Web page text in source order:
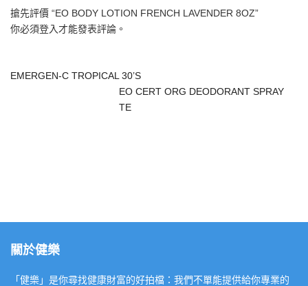
搶先評價 “EO BODY LOTION FRENCH LAVENDER 8OZ”
你必須登入 才能發表評論。
EMERGEN-C TROPICAL 30’S
EO CERT ORG DEODORANT SPRAY
TE
關於健樂
「健樂」是你尋找健康財富的好拍檔：我們不單能提供給你專業的